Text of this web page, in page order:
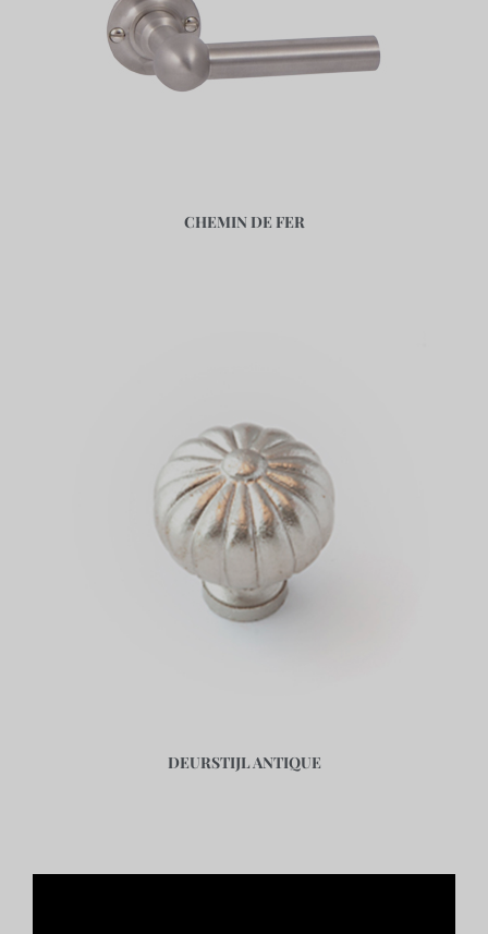
CHEMIN DE FER
DEURSTIJL ANTIQUE